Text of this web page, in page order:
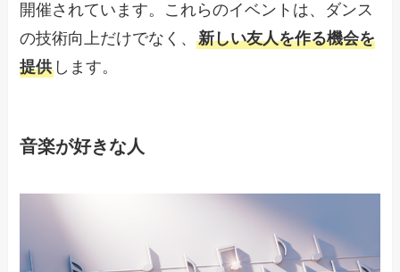
開催されています。これらのイベントは、ダンス
の技術向上だけでなく、新しい友人を作る機会を
提供 します。
音楽が好きな人